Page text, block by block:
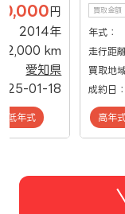
円
2014年
km
愛知県
01-18
低年式
買取金額
年式：
走行距離
買取地
成約日：
高年